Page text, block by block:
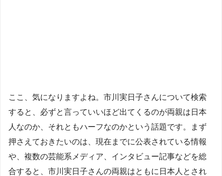
ここ、気になりますよね。市川実日子さんについて検索
すると、必ずと言っていいほど出てくるのが両親は日本
人なのか、それともハーフなのかという話題です。まず
押さえておきたいのは、現在までに公表されている情報
や、複数の芸能系メディア、インタビュー記事などを総
合すると、市川実日子さんの両親はともに日本人とされ